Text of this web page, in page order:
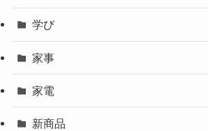
学び
家事
家電
新商品